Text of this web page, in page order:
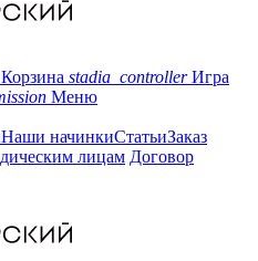
Корзина stadia_controller Игра
Меню
Наши начинкиСтатьиЗаказ
лицам Договор